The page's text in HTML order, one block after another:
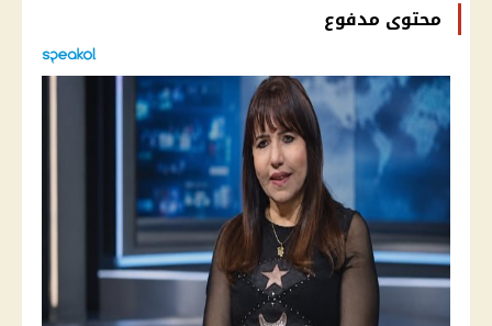
محتوى مدفوع